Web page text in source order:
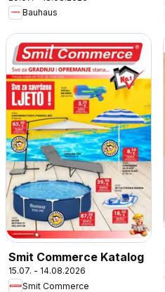
Bauhaus
Smit Commerce Katalog
15.07. - 14.08.2026
Smit Commerce